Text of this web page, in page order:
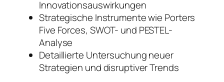
Innovationsauswirkungen
Strategische Instrumente wie Porters
Five Forces, SWOT- und PESTEL-
Analyse
Detaillierte Untersuchung neuer
Strategien und disruptiver Trends